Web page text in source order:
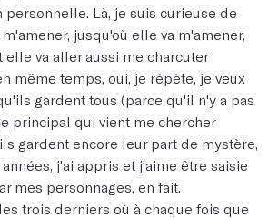
personnelle. Là, je suis curieuse de
m'amener, jusqu'où elle va m'amener,
va aller aussi me charcuter
même temps, oui, je répète, je veux
gardent tous (parce qu'il n'y a pas
principal qui vient me chercher
gardent encore leur part de mystère,
années, j'ai appris et j'aime être saisie
mes personnages, en fait.
trois derniers où à chaque fois que